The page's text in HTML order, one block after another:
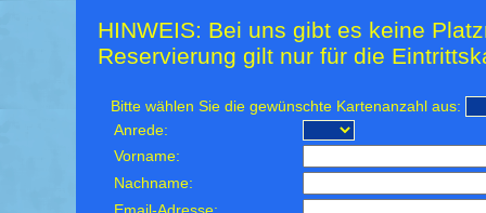
HINWEIS: Bei uns gibt es keine
Reservierung gilt nur für die
Bitte wählen Sie die gewünschte Kartenanzahl aus:
Anrede:
Vorname:
Nachname:
Email-Adresse: